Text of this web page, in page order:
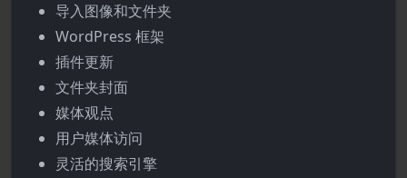
导入图像和文件夹
WordPress 框架
插件更新
文件夹封面
媒体观点
用户媒体访问
灵活的搜索引擎